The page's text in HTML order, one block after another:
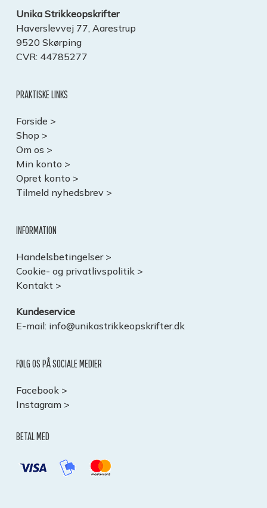
Unika Strikkeopskrifter
Haverslevvej 77, Aarestrup
9520 Skørping
CVR: 44785277
PRAKTISKE LINKS
Forside >
Shop >
Om os >
Min konto >
Opret konto >
Tilmeld nyhedsbrev >
INFORMATION
Handelsbetingelser >
Cookie- og privatlivspolitik >
Kontakt >
Kundeservice
E-mail: info@unikastrikkeopskrifter.dk
FØLG OS PÅ SOCIALE MEDIER
Facebook >
Instagram >
BETAL MED